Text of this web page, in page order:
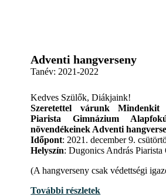
Adventi hangverseny
Tanév: 2021-2022
Kedves Szülők, Diákjaink!
Szeretettel várunk
Piarista Gimnázium
növendékeinek Adventi
Időpont: 2021. december 9.
Helyszín: Dugonics András
(A hangverseny csak védettségi
További részletek